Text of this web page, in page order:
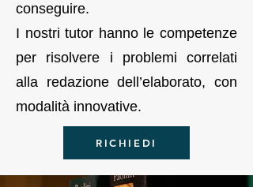
conseguire.
I nostri tutor hanno le competenze
per risolvere i problemi correlati
alla redazione dell’elaborato, con
modalità innovative.
RICHIEDI